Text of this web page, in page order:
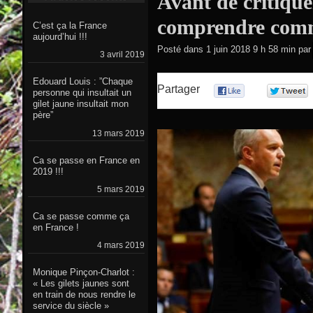
comprendre
Posté dans 1 juin 2018 9 h 58 min par
Partager
C’est ça la France
aujourd’hui !!!
3 avril 2019
Edouard Louis : ”Chaque
personne qui insultait un
gilet jaune insultait mon
père”
13 mars 2019
Ca se passe en France en
2019 !!!
5 mars 2019
Ca se passe comme ça
en France !
4 mars 2019
Monique Pinçon-Charlot :
« Les gilets jaunes sont
en train de nous rendre le
service du siècle »